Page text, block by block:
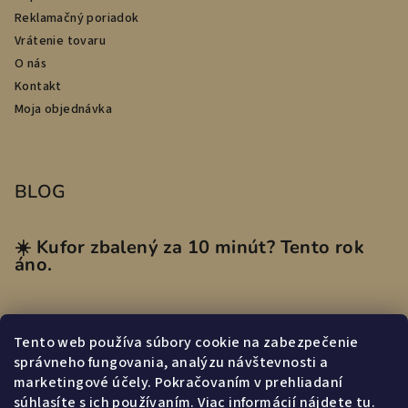
Tento web používa súbory cookie na zabezpečenie
správneho fungovania, analýzu návštevnosti a
marketingové účely. Pokračovaním v prehliadaní
súhlasíte s ich používaním. Viac informácií nájdete tu.
Reklamačný poriadok
Vrátenie tovaru
O nás
Kontakt
Moja objednávka
BLOG
☀️ Kufor zbalený za 10 minút? Tento rok
áno.
Prijímame online platby